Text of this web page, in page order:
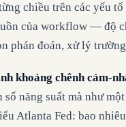
chiều trên các yếu
của workflow — độ
phán đoán, xử lý
khoảng chênh cảm-
năng suất mà như
Atlanta Fed: bao